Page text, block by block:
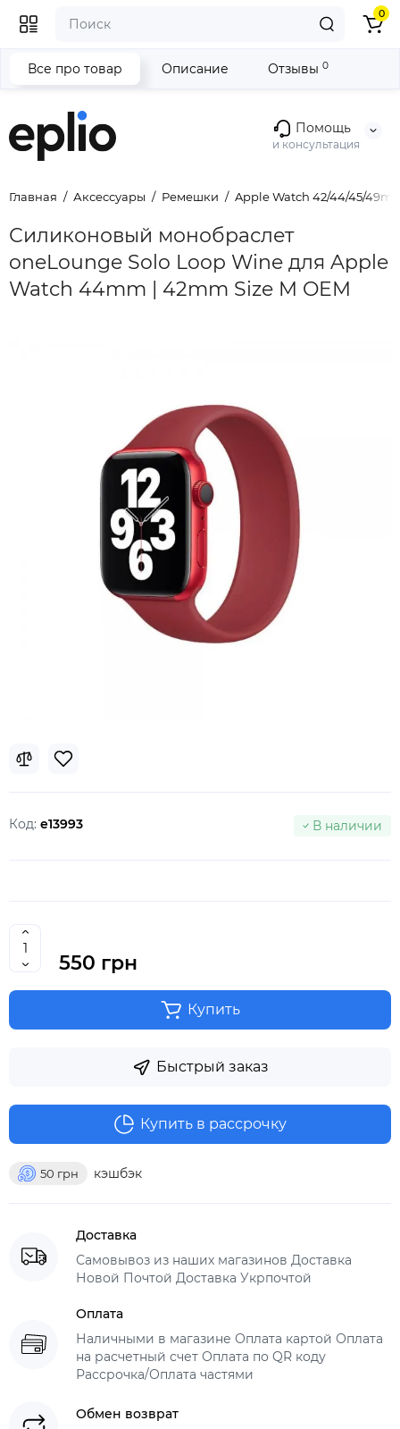
Помощь
и консультация
0
Главная Аксессуары Ремешки Apple Watch 42/44/45/
Силиконовый монобраслет
oneLounge Solo Loop Wine для Apple
Watch 44mm | 42mm Size M OEM
Все про товар Описание Отзывы 0
Код: e13993 В наличии
550 грн
Купить
Быстрый заказ
50 грн кэшбэк
Купить в рассрочку
Доставка
Самовывоз из наших магазинов Доставка
Новой Почтой Доставка Укрпочтой
Оплата
Наличными в магазине Оплата картой Оплата
на расчетный счет Оплата по QR коду
Рассрочка/Оплата частями
Обмен возврат